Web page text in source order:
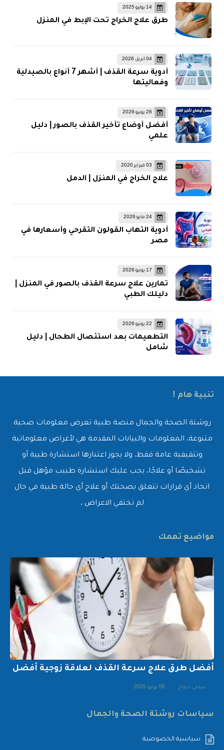
14 يوليو 2025
طرق علاج الخراج تحت الإبط في المنزل
04 أبريل 2026
أدوية سرعة القذف | أشهر 7 أنواع بالصيدلية
وفعاليتها
26 يونيو 2026
أفضل أوضاع تأخير القذف بالصور | دليل
علمي
03 فبراير 2020
علاج الخراج في المنزل | الدمل
24 مايو 2026
أدوية التهاب القولون التقرحي وأسعارها في
مصر
17 يونيو 2026
تمارين علاج سرعة القذف بالصور في المنزل |
دليلك الطبي
22 يونيو 2026
التطعيمات بعد استئصال الطحال | دليل
شامل
تنبية هام !
روشتة الصحة والجمال منصة طبية تعرض معلومات صحية
متنوعة، المعلومات والبيانات المقدمة هي لأغراض معلوماتية
وتثقيفية عامة فقط، ولا يجوز اعتبارها استشارة طبية أو
تشخيصًا أو علاجًا. يجب عليك استشارة طبيب مؤهل قبل
اتخاذ أي قرارات تتعلق بصحتك أو علاج أي حالة طبية في حال
لم تختفي الاعراض .
مواضيع تهمك
أفضل طرق علاج سرعة القذف لعلاقة زوجية أفضل
سامي حجاج 06 يونيو 2026
سياسات روشتة الصحة والجمال
سياسية الخصوصية